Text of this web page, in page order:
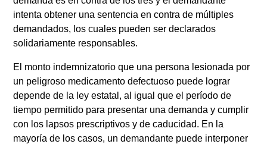
intenta obtener una sentencia en contra de múltiples
demandados, los cuales pueden ser declarados
solidariamente responsables.
El monto indemnizatorio que una persona lesionada por
un peligroso medicamento defectuoso puede lograr
depende de la ley estatal, al igual que el período de
tiempo permitido para presentar una demanda y cumplir
con los lapsos prescriptivos y de caducidad. En la
mayoría de los casos, un demandante puede interponer